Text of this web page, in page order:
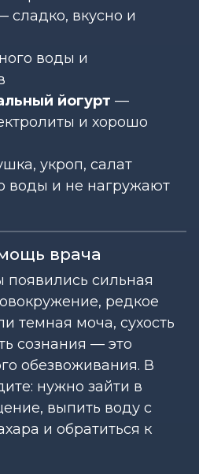
сладко, вкусно и
воды и
йогурт —
и хорошо
укроп, салат
воды и не нагружают
врача
сильная
редкое
темная моча, сухость
сознания — это
обезвоживания. В
нужно зайти в
выпить воду с
и обратиться к